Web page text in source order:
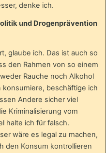
denke ich.
und Drogenprävention
glaube ich. Das ist auch so
den Rahmen von so einem
Rauche noch Alkohol
beschäftige ich
Andere sicher viel
Kriminalisierung vom
halte ich für falsch.
wäre es legal zu machen,
den Konsum kontrollieren